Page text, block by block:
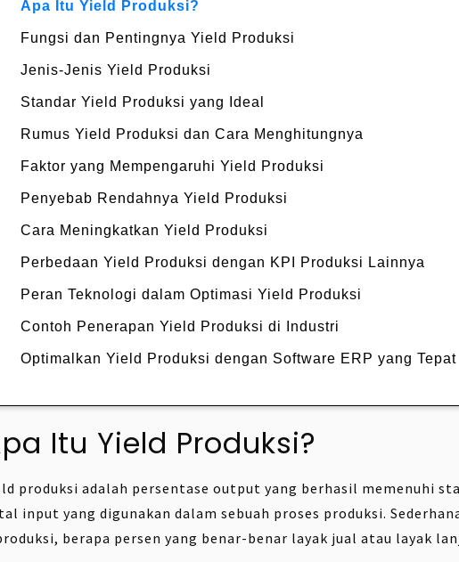
Apa Itu Yield Produksi?
Fungsi dan Pentingnya Yield Produksi
Jenis-Jenis Yield Produksi
Standar Yield Produksi yang Ideal
Rumus Yield Produksi dan Cara Menghitungnya
Faktor yang Mempengaruhi Yield Produksi
Penyebab Rendahnya Yield Produksi
Cara Meningkatkan Yield Produksi
Perbedaan Yield Produksi dengan KPI Produksi Lainnya
Peran Teknologi dalam Optimasi Yield Produksi
Contoh Penerapan Yield Produksi di Industri
Optimalkan Yield Produksi dengan Software ERP yang Tepat
Itu Yield Produksi?
produksi adalah persentase output yang berhasil memenuhi
input yang digunakan dalam sebuah proses produksi.
berapa persen yang benar-benar layak jual atau layak